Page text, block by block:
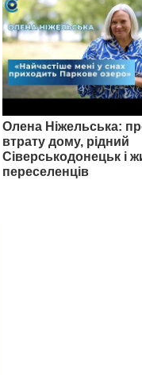
Олена Ніжельська:
втрату дому, рідний
Сіверськодонецьк і
переселенців